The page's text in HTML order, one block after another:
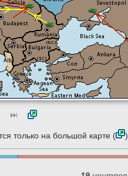
только на большой карте ( ).